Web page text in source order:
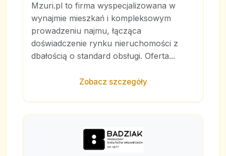
Mzuri.pl to firma wyspecjalizowana w
wynajmie mieszkań i kompleksowym
prowadzeniu najmu, łącząca
doświadczenie rynku nieruchomości z
dbałością o standard obsługi. Oferta...
Zobacz szczegóły